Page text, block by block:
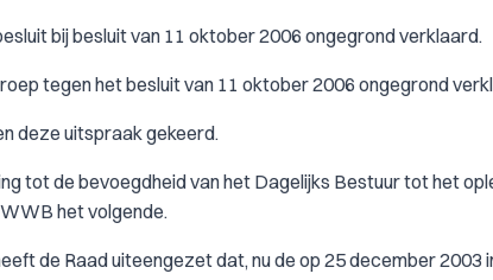
bij besluit van 11 oktober 2006 ongegrond verklaard.
tegen het besluit van 11 oktober 2006 ongegrond
deze uitspraak gekeerd.
tot de bevoegdheid van het Dagelijks Bestuur tot het
het volgende.
de Raad uiteengezet dat, nu de op 25 december 2003